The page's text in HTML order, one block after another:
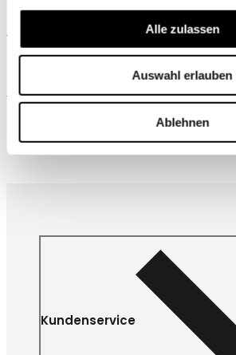
Alle zulassen
Auswahl erlauben
Ablehnen
Ähnliche Produkte
Wird oft zusammen gekauft
Kundenservice